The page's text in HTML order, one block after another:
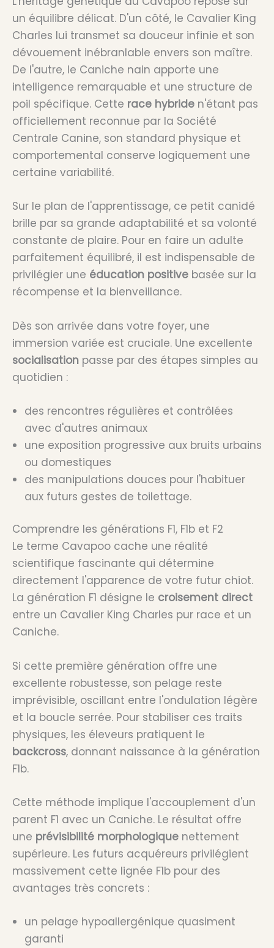
un équilibre délicat. D'un côté, le Cavalier King
Charles lui transmet sa douceur infinie et son
dévouement inébranlable envers son maître.
De l'autre, le Caniche nain apporte une
intelligence remarquable et une structure de
poil spécifique. Cette race hybride n'étant pas
officiellement reconnue par la Société
Centrale Canine, son standard physique et
comportemental conserve logiquement une
certaine variabilité.
Sur le plan de l'apprentissage, ce petit canidé
brille par sa grande adaptabilité et sa volonté
constante de plaire. Pour en faire un adulte
parfaitement équilibré, il est indispensable de
privilégier une éducation positive basée sur la
récompense et la bienveillance.
Dès son arrivée dans votre foyer, une
immersion variée est cruciale. Une excellente
socialisation passe par des étapes simples au
quotidien :
des rencontres régulières et contrôlées
avec d'autres animaux
une exposition progressive aux bruits urbains
ou domestiques
des manipulations douces pour l'habituer
aux futurs gestes de toilettage.
Comprendre les générations F1, F1b et F2
Le terme Cavapoo cache une réalité
scientifique fascinante qui détermine
directement l'apparence de votre futur chiot.
La génération F1 désigne le croisement direct
entre un Cavalier King Charles pur race et un
Caniche.
Si cette première génération offre une
excellente robustesse, son pelage reste
imprévisible, oscillant entre l'ondulation légère
et la boucle serrée. Pour stabiliser ces traits
physiques, les éleveurs pratiquent le
backcross, donnant naissance à la génération
F1b.
Cette méthode implique l'accouplement d'un
parent F1 avec un Caniche. Le résultat offre
une prévisibilité morphologique nettement
supérieure. Les futurs acquéreurs privilégient
massivement cette lignée F1b pour des
avantages très concrets :
un pelage hypoallergénique quasiment
garanti